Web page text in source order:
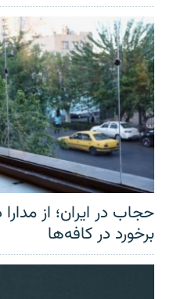
حجاب در ایران؛ از
برخورد در کافه‌ها